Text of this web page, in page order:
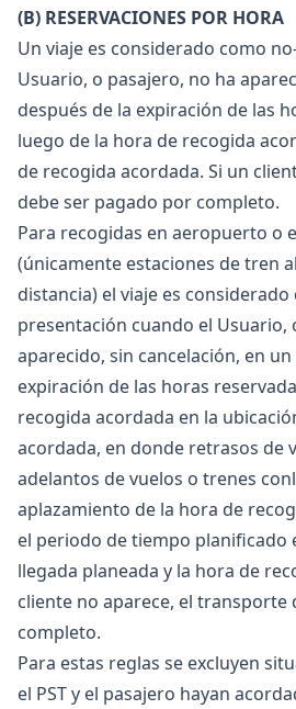
(B) RESERVACIONES POR HORA
Un viaje es considerado como
Usuario, o pasajero, no ha
después de la expiración de las
luego de la hora de recogida
de recogida acordada. Si un
debe ser pagado por completo.
Para recogidas en aeropuerto o
(únicamente estaciones de tren
distancia) el viaje es
presentación cuando el Usuario,
aparecido, sin cancelación, en
expiración de las horas
recogida acordada en la
acordada, en donde retrasos de
adelantos de vuelos o trenes
aplazamiento de la hora de
el periodo de tiempo planificado
llegada planeada y la hora de
cliente no aparece, el transporte
completo.
Para estas reglas se excluyen
el PST y el pasajero hayan